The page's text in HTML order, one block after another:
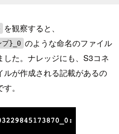
を観察すると、
プ}_0 のような命名のファイル
た。ナレッジにも、S3コネ
ルが作成される記載があるの
。